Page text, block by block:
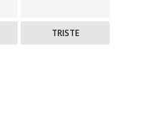
TRISTE